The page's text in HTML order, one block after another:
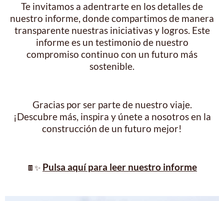
Te invitamos a adentrarte en los detalles de
nuestro informe, donde compartimos de manera
transparente nuestras iniciativas y logros. Este
informe es un testimonio de nuestro
compromiso continuo con un futuro más
sostenible.
Gracias por ser parte de nuestro viaje.
¡Descubre más, inspira y únete a nosotros en la
construcción de un futuro mejor!
🍫 ✨ Pulsa aquí para leer nuestro informe